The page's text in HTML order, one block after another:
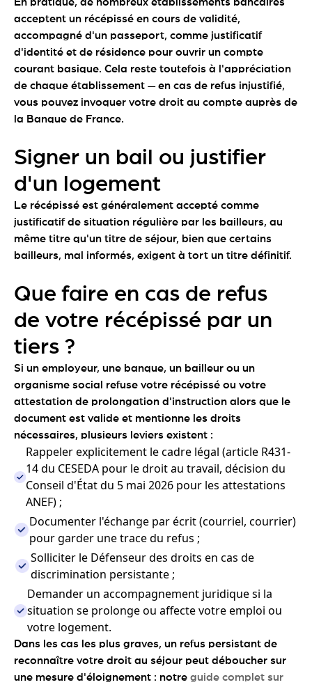
acceptent un récépissé en cours de validité,
accompagné d'un passeport, comme justificatif
d'identité et de résidence pour ouvrir un compte
courant basique. Cela reste toutefois à l'appréciation
de chaque établissement — en cas de refus injustifié,
vous pouvez invoquer votre droit au compte auprès de
la Banque de France.
Signer un bail ou justifier
d'un logement
Le récépissé est généralement accepté comme
justificatif de situation régulière par les bailleurs, au
même titre qu'un titre de séjour, bien que certains
bailleurs, mal informés, exigent à tort un titre définitif.
Que faire en cas de refus
de votre récépissé par un
tiers ?
Si un employeur, une banque, un bailleur ou un
organisme social refuse votre récépissé ou votre
attestation de prolongation d'instruction alors que le
document est valide et mentionne les droits
nécessaires, plusieurs leviers existent :
Rappeler explicitement le cadre légal (article R431-
14 du CESEDA pour le droit au travail, décision du
Conseil d'État du 5 mai 2026 pour les attestations
ANEF) ;
Documenter l'échange par écrit (courriel, courrier)
pour garder une trace du refus ;
Solliciter le Défenseur des droits en cas de
discrimination persistante ;
Demander un accompagnement juridique si la
situation se prolonge ou affecte votre emploi ou
votre logement.
Dans les cas les plus graves, un refus persistant de
reconnaître votre droit au séjour peut déboucher sur
une mesure d'éloignement : notre guide complet sur